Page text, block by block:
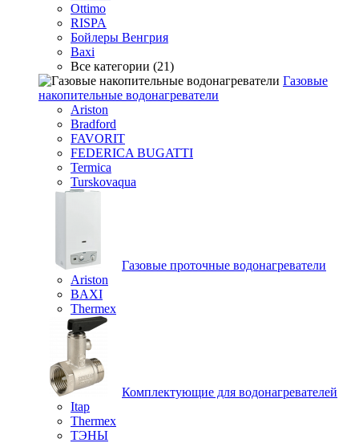
Ottimo
RISPA
Бойлеры Венгрия
Baxi
Все категории (21)
Газовые
накопительные водонагреватели
Ariston
Bradford
FAVORIT
FEDERICA BUGATTI
Termica
Turskovaqua
Газовые проточные водонагреватели
Ariston
BAXI
Thermex
Комплектующие для водонагревателей
Itap
Thermex
ТЭНЫ